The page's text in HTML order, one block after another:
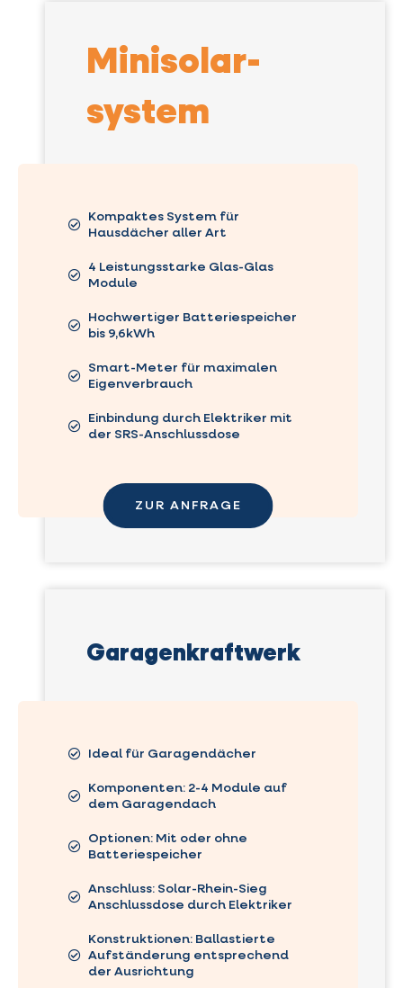
Minisolar-
system
Kompaktes System für
Hausdächer aller Art
4 Leistungsstarke Glas-Glas
Module
Hochwertiger Batteriespeicher
bis 9,6kWh
Smart-Meter für maximalen
Eigenverbrauch
Einbindung durch Elektriker mit
der SRS-Anschlussdose
ZUR ANFRAGE
Garagenkraftwerk
Ideal für Garagendächer
Komponenten: 2-4 Module auf
dem Garagendach
Optionen: Mit oder ohne
Batteriespeicher
Anschluss: Solar-Rhein-Sieg
Anschlussdose durch Elektriker
Konstruktionen: Ballastierte
Aufständerung entsprechend
der Ausrichtung